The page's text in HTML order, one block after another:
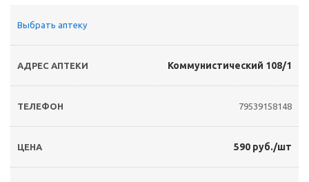
Выбрать аптеку
Коммунистический 108/1
79539158148
590 руб./шт